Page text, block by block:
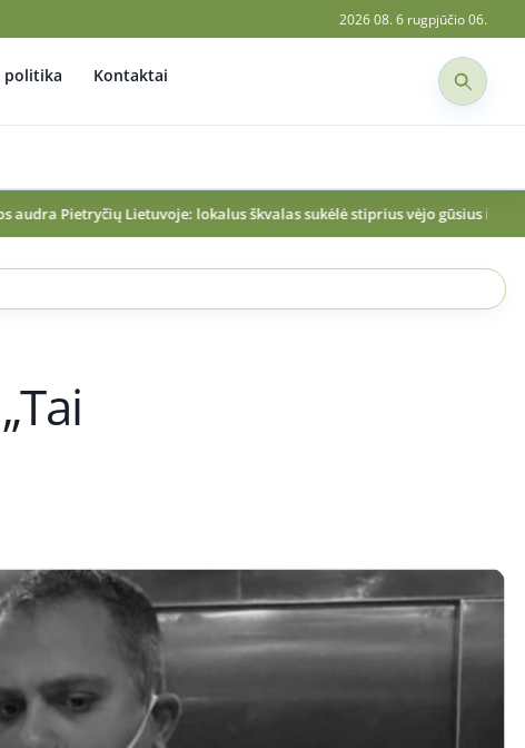
2026 08. 6 rugpjūčio 06.
politika Kontaktai
lokalus škvalas sukėlė stiprius vėjo gūsius ir žalos padariniusSutiko